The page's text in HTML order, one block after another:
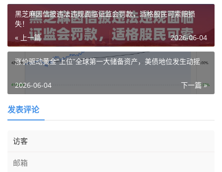
黑芝麻因信披违法违规面临证监会罚款，适格股民可索赔损
失！
« 上一篇
2026-06-04
涨价驱动黄金“上位”全球第一大储备资产，美债地位发生动摇
下一篇 »
2026-06-04
发表评论